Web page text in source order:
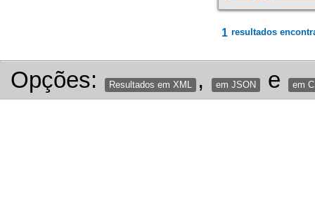
1 resultados
Opções: Resultados em XML , em JSON e em